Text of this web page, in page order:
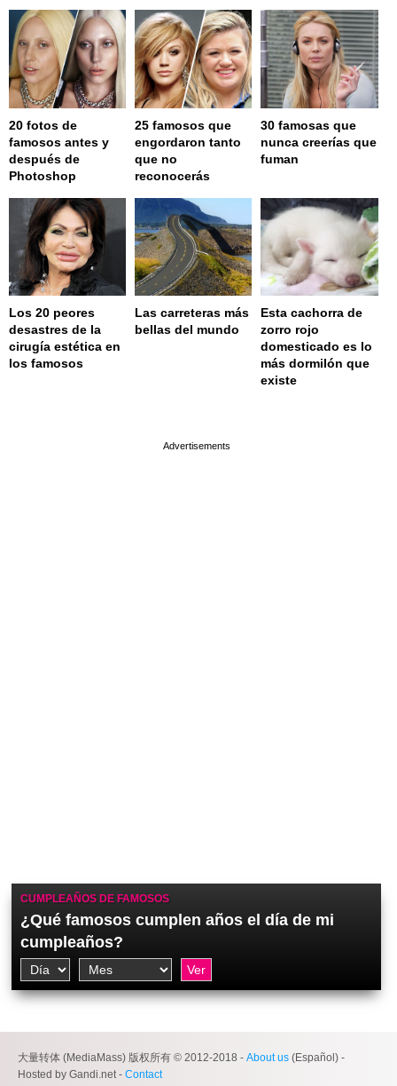
20 fotos de
famosos antes y
después de
Photoshop
25 famosos que
engordaron tanto
que no
reconocerás
30 famosas que
nunca creerías que
fuman
Los 20 peores
desastres de la
cirugía estética en
los famosos
Las carreteras más
bellas del mundo
Esta cachorra de
zorro rojo
domesticado es lo
más dormilón que
existe
CUMPLEAÑOS DE FAMOSOS
¿Qué famosos cumplen años el día de mi
cumpleaños?
大量转体 (MediaMass) 版权所有 © 2012-2018 - About us (Español) -
Hosted by Gandi.net - Contact